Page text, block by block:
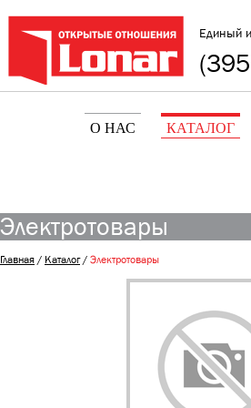
Единый
О НАС КАТАЛОГ
Электротовары
Главная/ Каталог/Электротовары